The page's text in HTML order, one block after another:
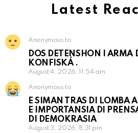
Latest
Anonymous to
DOS DETENSHON I ARMA
KONFISKÁ .
August 4, 2026, 11:54 am
Anonymous to
E SIMAN TRAS DI LOMBA
E IMPORTANSIA DI
DI DEMOKRASIA
August 3, 2026, 8:31 pm